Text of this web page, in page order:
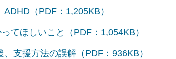
（PDF：1,205KB）
てほしいこと（PDF：1,054KB）
支援方法の誤解（PDF：936KB）